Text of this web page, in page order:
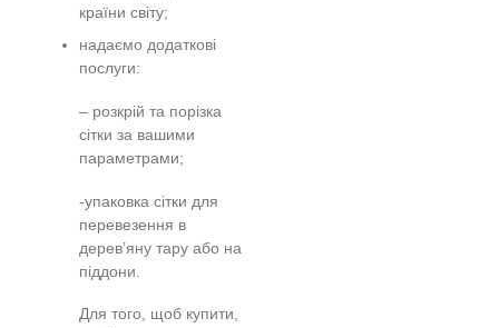
країни світу;
надаємо додаткові
послуги:
– розкрій та порізка
сітки за вашими
параметрами;
-упаковка сітки для
перевезення в
дерев’яну тару або на
піддони.
Для того, щоб купити,